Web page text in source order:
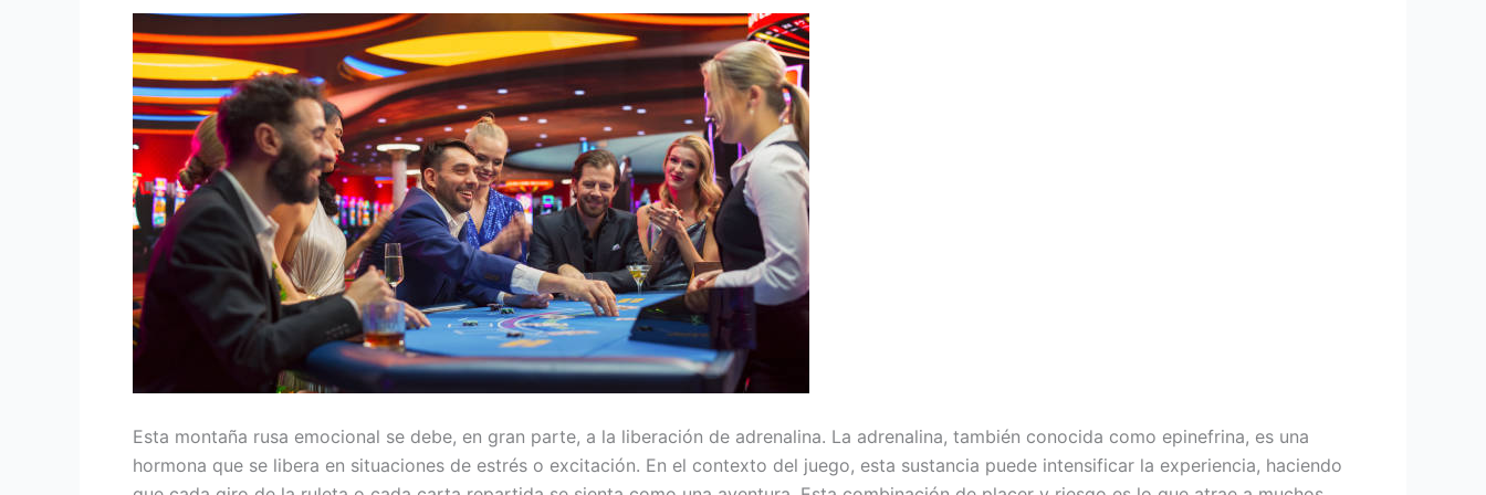
Esta montaña rusa emocional se debe, en gran parte, a la liberación de adrenalina. La adrenalina, también conocida como epinefrina, es una
hormona que se libera en situaciones de estrés o excitación. En el contexto del juego, esta sustancia puede intensificar la experiencia, haciendo